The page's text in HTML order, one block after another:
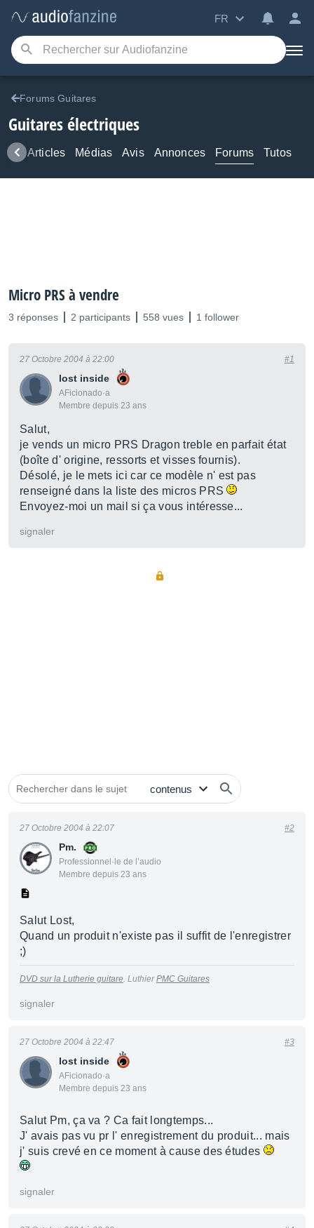
FR
Forums Guitares
Guitares électriques
Articles Médias Avis Annonces Forums Tutos
Micro PRS à vendre
3 réponses 2 participants 558 vues 1 follower
lost inside
AFicionado·a
Membre depuis 23 ans
27 Octobre 2004 à 22:00 #1
Salut,
je vends un micro PRS Dragon treble en parfait état
(boîte d' origine, ressorts et visses fournis).
Désolé, je le mets ici car ce modèle n' est pas
renseigné dans la liste des micros PRS
Envoyez-moi un mail si ça vous intéresse...
signaler
Pm.
Professionnel·le de l’audio
Membre depuis 23 ans
27 Octobre 2004 à 22:07 #2
Salut Lost,
Quand un produit n'existe pas il suffit de l'enregistrer
;)
DVD sur la Lutherie guitare. LuthierPMC Guitares
signaler
lost inside
AFicionado·a
Membre depuis 23 ans
27 Octobre 2004 à 22:47 #3
Salut Pm, ça va ? Ca fait longtemps...
J' avais pas vu pr l' enregistrement du produit... mais
j' suis crevé en ce moment à cause des études
signaler